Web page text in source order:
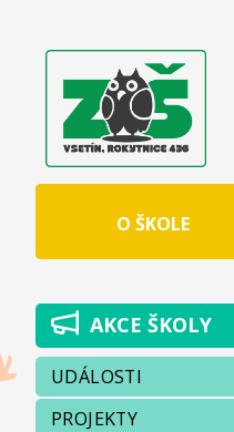
O ŠKOLE
AKCE ŠKOLY
UDÁLOSTI
PROJEKTY